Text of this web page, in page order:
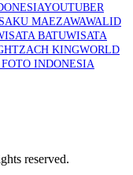
YOUTUBER
MAEZAWAWALID
BATUWISATA
ZACH KINGWORLD
FOTO INDONESIA
reserved.